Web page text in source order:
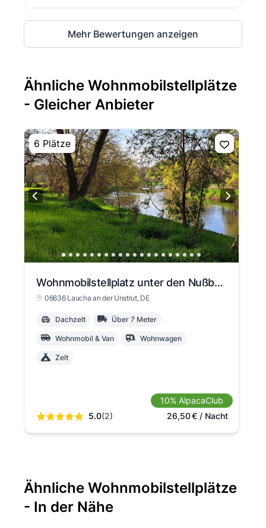
Mehr Bewertungen anzeigen
Ähnliche Wohnmobilstellplätze
- Gleicher Anbieter
6 Plätze
Wohnmobilstellplatz unter den Nußbäumen
06636 Laucha an der Unstrut, DE
Dachzelt Über 7 Meter
Wohnmobil & Van Wohnwagen
Zelt
5.0(2)
10% AlpacaClub
26,50€/ Nacht
Ähnliche Wohnmobilstellplätze
- In der Nähe